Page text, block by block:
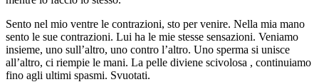
Sento nel mio ventre le contrazioni, sto per venire. Nella mia mano
sento le sue contrazioni. Lui ha le mie stesse sensazioni. Veniamo
insieme, uno sull’altro, uno contro l’altro. Uno sperma si unisce
all’altro, ci riempie le mani. La pelle diviene scivolosa , continuiamo
fino agli ultimi spasmi. Svuotati.